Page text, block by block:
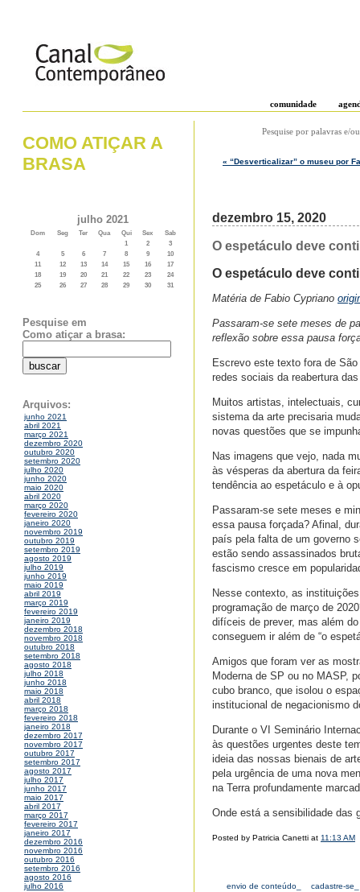
comunidade
COMO ATIÇAR A
BRASA
julho 2021
Dom Seg Ter Qua Qui Sex
Sab
1
2
3
4
5 6 7 8 9
10
11
12 13 14 15 16
17
18
19 20 21 22 23
24
25
26 27 28 29 30 31
Pesquise em
Como atiçar a brasa:
Arquivos:
junho 2021
abril 2021
março 2021
dezembro 2020
outubro 2020
setembro 2020
julho 2020
junho 2020
maio 2020
abril 2020
março 2020
fevereiro 2020
janeiro 2020
novembro 2019
outubro 2019
setembro 2019
agosto 2019
julho 2019
junho 2019
maio 2019
abril 2019
março 2019
fevereiro 2019
janeiro 2019
dezembro 2018
novembro 2018
outubro 2018
setembro 2018
agosto 2018
julho 2018
junho 2018
maio 2018
abril 2018
março 2018
fevereiro 2018
janeiro 2018
dezembro 2017
novembro 2017
outubro 2017
setembro 2017
agosto 2017
julho 2017
junho 2017
maio 2017
abril 2017
março 2017
fevereiro 2017
janeiro 2017
dezembro 2016
novembro 2016
outubro 2016
setembro 2016
agosto 2016
julho 2016
Pesquise por palavras e/
« “Desverticalizar” o museu por
dezembro 15, 2020
O espetáculo deve
O espetáculo deve
Matéria de Fabio Cypriano
Passaram-se sete meses de
reflexão sobre essa pausa
Escrevo este texto fora de
redes sociais da reabertura
Muitos artistas, intelectuais,
sistema da arte precisaria
novas questões que se
Nas imagens que vejo, nada
às vésperas da abertura da
tendência ao espetáculo e à
Passaram-se sete meses e
essa pausa forçada? Afinal,
país pela falta de um governo
estão sendo assassinados
fascismo cresce em
Nesse contexto, as
programação de março de
difíceis de prever, mas além
conseguem ir além de “o
Amigos que foram ver as
Moderna de SP ou no MASP,
cubo branco, que isolou o
institucional de negacionismo
Durante o VI Seminário
às questões urgentes deste
ideia das nossas bienais de
pela urgência de uma nova
na Terra profundamente
Onde está a sensibilidade das
Posted by Patricia Canetti at 11:13 AM
envio de conteúdo_ cadastre-se_